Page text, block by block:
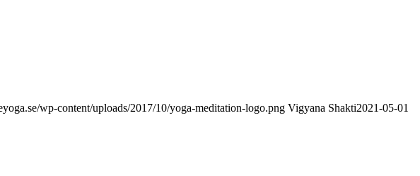
wp-content/uploads/2017/10/yoga-meditation-logo.png Vigyana Shakti2021-05-01